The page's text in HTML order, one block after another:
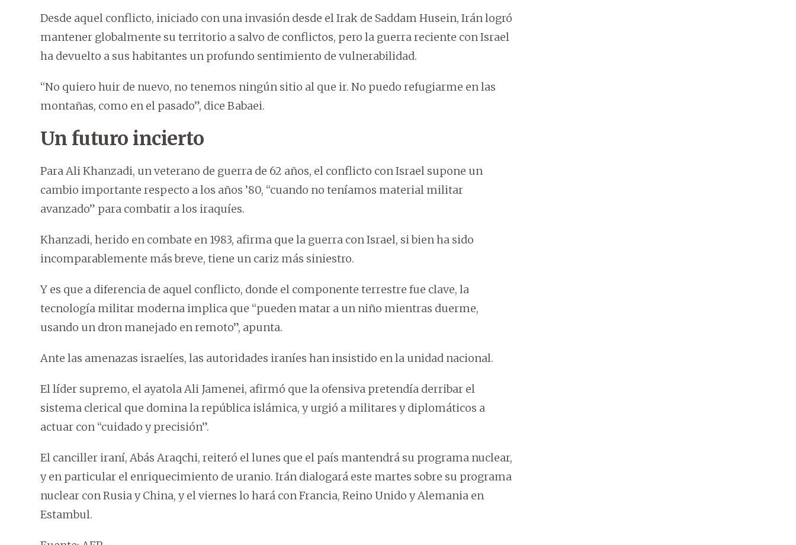
Desde aquel conflicto, iniciado con una invasión desde el Irak de Saddam Husein, Irán logró
mantener globalmente su territorio a salvo de conflictos, pero la guerra reciente con Israel
ha devuelto a sus habitantes un profundo sentimiento de vulnerabilidad.
“No quiero huir de nuevo, no tenemos ningún sitio al que ir. No puedo refugiarme en las
montañas, como en el pasado”, dice Babaei.
Un futuro incierto
Para Ali Khanzadi, un veterano de guerra de 62 años, el conflicto con Israel supone un
cambio importante respecto a los años ’80, “cuando no teníamos material militar
avanzado” para combatir a los iraquíes.
Khanzadi, herido en combate en 1983, afirma que la guerra con Israel, si bien ha sido
incomparablemente más breve, tiene un cariz más siniestro.
Y es que a diferencia de aquel conflicto, donde el componente terrestre fue clave, la
tecnología militar moderna implica que “pueden matar a un niño mientras duerme,
usando un dron manejado en remoto”, apunta.
Ante las amenazas israelíes, las autoridades iraníes han insistido en la unidad nacional.
El líder supremo, el ayatola Ali Jamenei, afirmó que la ofensiva pretendía derribar el
sistema clerical que domina la república islámica, y urgió a militares y diplomáticos a
actuar con “cuidado y precisión”.
El canciller iraní, Abás Araqchi, reiteró el lunes que el país mantendrá su programa nuclear,
y en particular el enriquecimiento de uranio. Irán dialogará este martes sobre su programa
nuclear con Rusia y China, y el viernes lo hará con Francia, Reino Unido y Alemania en
Estambul.